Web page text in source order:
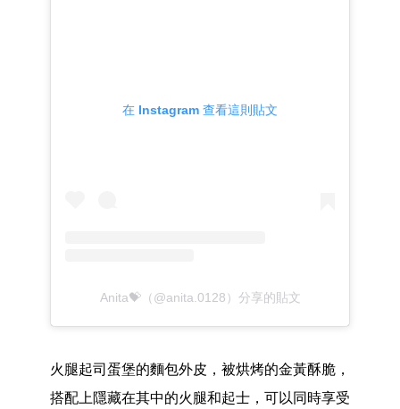
在 Instagram 查看這則貼文
Anita💝（@anita.0128）分享的貼文
火腿起司蛋堡的麵包外皮，被烘烤的金黃酥脆，
搭配上隱藏在其中的火腿和起士，可以同時享受